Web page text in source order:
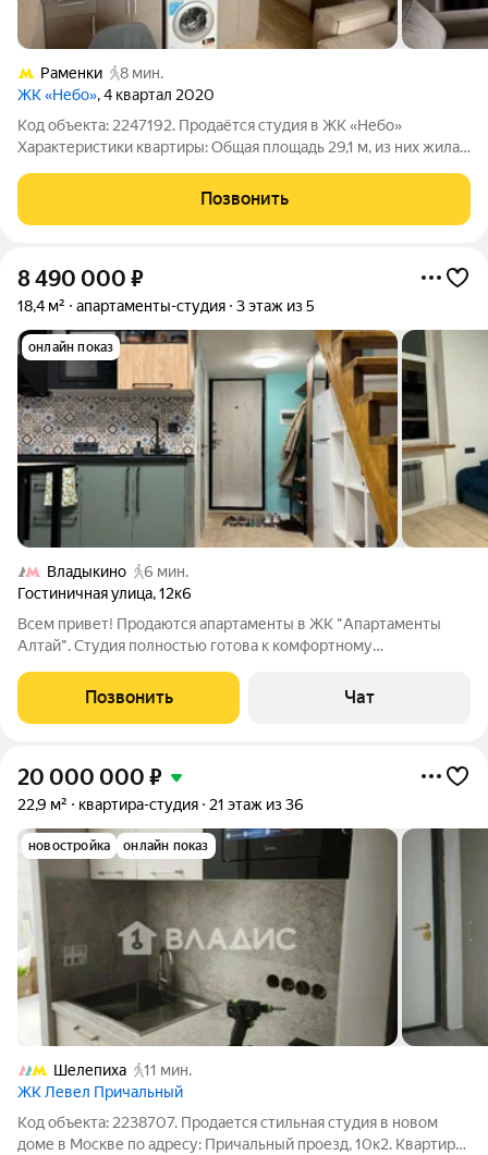
Раменки
8 мин.
ЖК «Небо», 4 квартал 2020
Код объекта: 2247192. Продаётся студия в ЖК «Небо»
Характеристики квартиры: Общая площадь 29,1 м, из них жилая
этажного дома (построен в 2020 году). Высота потолков 3 м.
Позвонить
8 490 000 ₽
18,4 м² апартаменты-студия 3 этаж из 5
онлайн показ
Владыкино
6 мин.
Гостиничная улица,12к6
Всем привет! Продаются апартаменты в ЖК "Апартаменты
Алтай". Студия полностью готова к комфортному
имеются: телевизор, холодильник, стиральная машина,
духовая печь. Кухня и ванная оборудованы
Позвонить Чат
20 000 000 ₽
22,9 м² квартира-студия 21 этаж из 36
новостройка онлайн показ
Шелепиха
11 мин.
ЖК Левел Причальный
Код объекта: 2238707. Продается стильная студия в новом
доме в Москве по адресу: Причальный проезд, 10к2. Квартира